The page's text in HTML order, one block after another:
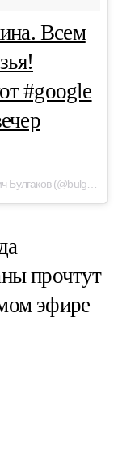
Всем
#google
Фото опубликовано Михаил Афанасьевич Булгаков (@bulgakovdom) Сен 13 2016 в 12:18 PDT
прочтут
эфире